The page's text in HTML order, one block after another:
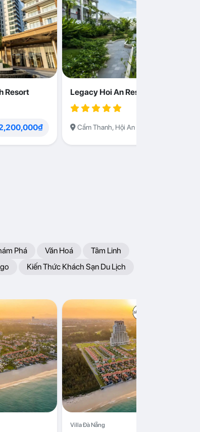
Resort Legacy Hoi An Resort
Cẩm Thanh, Hội An
Phá Văn Hoá
Tâm Linh
Kiến Thức Khách Sạn Du Lịch
Villa Đà Nẵng